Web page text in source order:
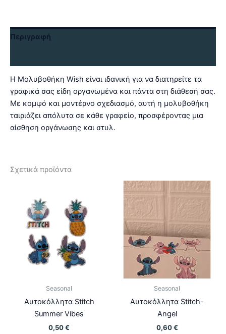
Περιγραφή
Η Μολυβοθήκη Wish είναι ιδανική για να διατηρείτε τα
γραφικά σας είδη οργανωμένα και πάντα στη διάθεσή σας.
Με κομψό και μοντέρνο σχεδιασμό, αυτή η μολυβοθήκη
ταιριάζει απόλυτα σε κάθε γραφείο, προσφέροντας μια
αίσθηση οργάνωσης και στυλ.
Σχετικά προϊόντα
Seasonal
Αυτοκόλλητα Stitch
Summer Vibes
0,50€
Seasonal
Αυτοκόλλητα Stitch-
Angel
0,60€